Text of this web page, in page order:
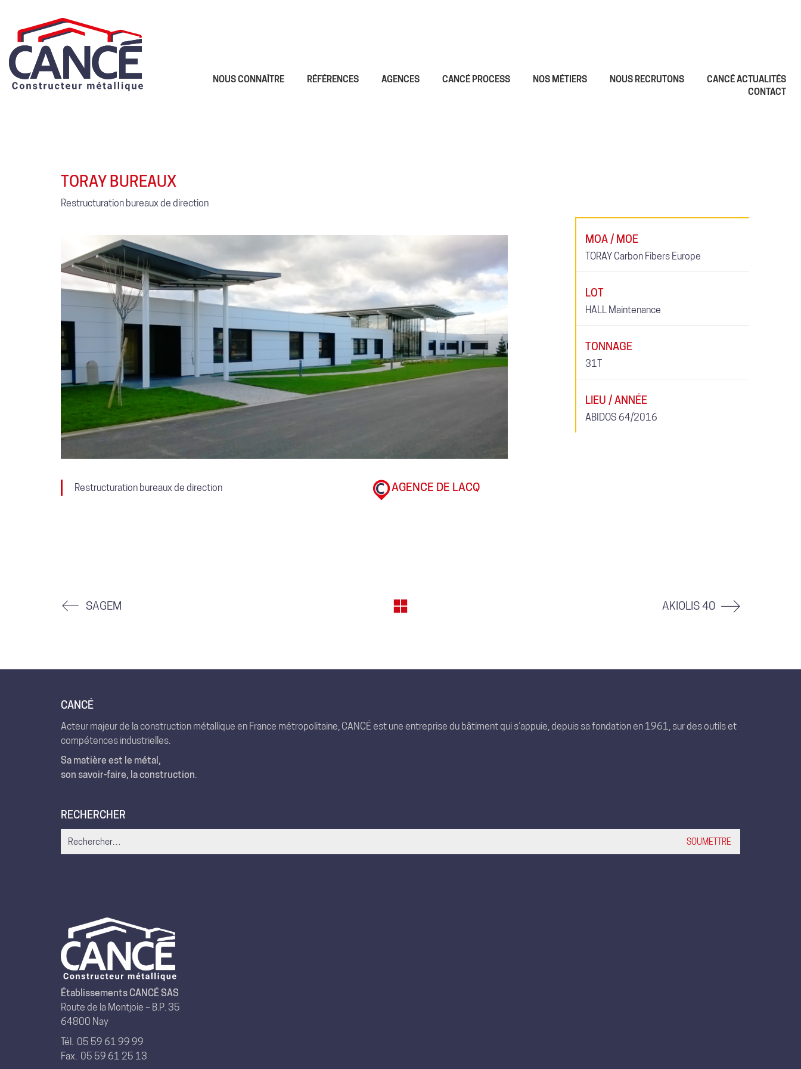
NOUS CONNAÎTRE RÉFÉRENCES AGENCES CANCÉ PROCESS NOS MÉTIERS NOUS RECRUTONS
CANCÉ ACTUALITÉS
CONTACT
TORAY BUREAUX
Restructuration bureaux de direction
Restructuration bureaux de direction AGENCE DE LACQ
MOA / MOE
TORAY Carbon Fibers Europe
LOT
HALL Maintenance
TONNAGE
31T
LIEU / ANNÉE
ABIDOS 64/2016
SAGEM AKIOLIS 40
CANCÉ
Acteur majeur de la construction métallique en France métropolitaine, CANCÉ est une entreprise du bâtiment qui s’appuie, depuis sa fondation en 1961, sur des outils et
compétences industrielles.
Sa matière est le métal,
son savoir-faire, la construction.
RECHERCHER
for:
Établissements CANCÉ SAS
Route de la Montjoie – B.P. 35
64800 Nay
Tél. 05 59 61 99 99
Fax. 05 59 61 25 13